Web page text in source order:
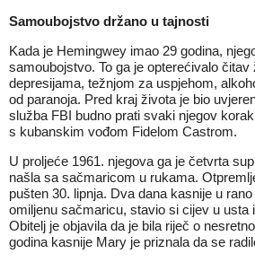
Samoubojstvo držano u tajnosti
Kada je Hemingwey imao 29 godina,
samoubojstvo. To ga je opterećivalo
depresijama, težnjom za uspjehom,
od paranoja. Pred kraj života je bio
služba FBI budno prati svaki njegov
s kubanskim vođom Fidelom Castrom.
U proljeće 1961. njegova ga je četvrta
našla sa sačmaricom u rukama.
pušten 30. lipnja. Dva dana kasnije u
omiljenu sačmaricu, stavio si cijev u usta
Obitelj je objavila da je bila riječ o
godina kasnije Mary je priznala da se